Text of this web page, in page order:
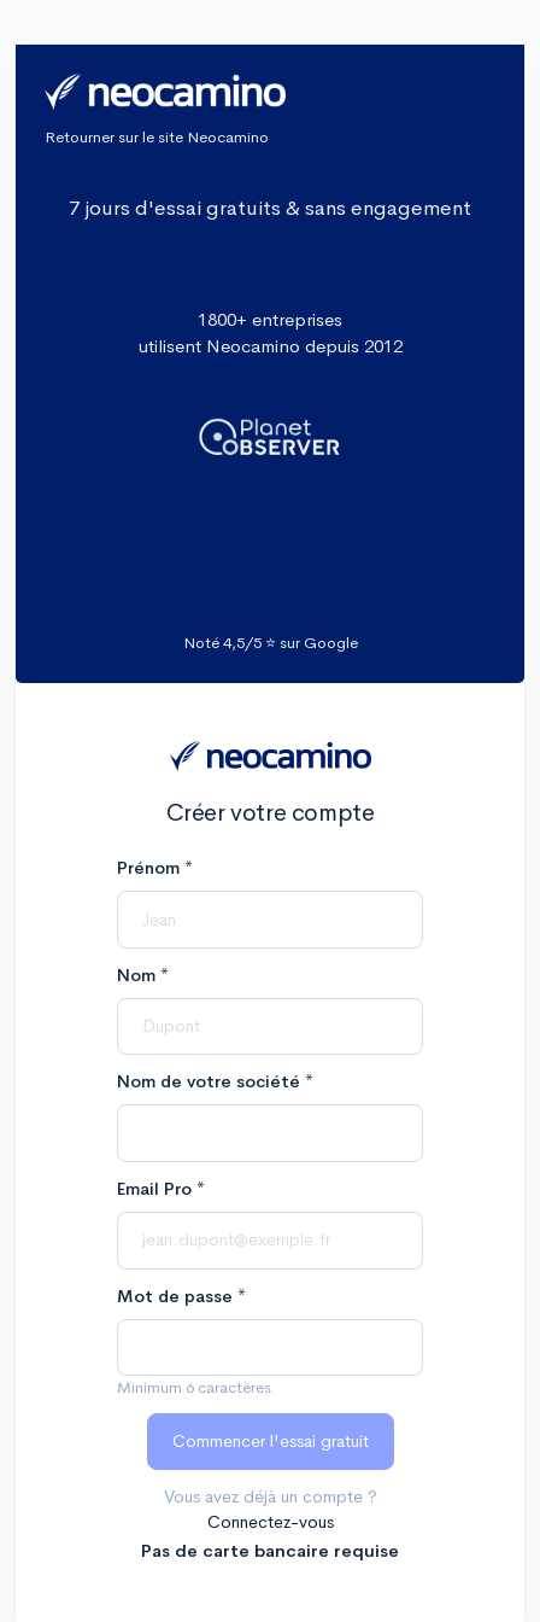
Retourner sur le site Neocamino
7 jours d'essai gratuits & sans engagement
1800+ entreprises
utilisent Neocamino depuis 2012
Noté 4,5/5 ⭐️ sur Google
Créer votre compte
Prénom *
Nom *
Nom de votre société *
Email Pro *
Mot de passe *
Minimum 6 caractères
Vous avez déjà un compte ?
Connectez-vous
Pas de carte bancaire requise